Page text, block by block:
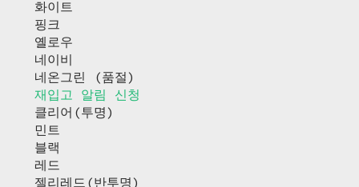
화이트
핑크
옐로우
네이비
네온그린 (품절)
재입고 알림 신청
클리어(투명)
민트
블랙
레드
젤리레드(반투명)